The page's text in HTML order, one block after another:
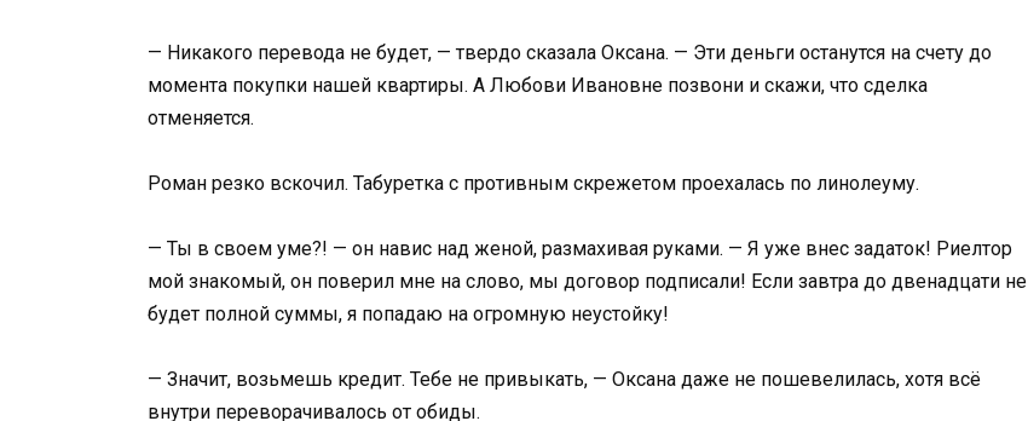
— Никакого перевода не будет, — твердо сказала Оксана. — Эти деньги останутся на счету до
момента покупки нашей квартиры. А Любови Ивановне позвони и скажи, что сделка
отменяется.
Роман резко вскочил. Табуретка с противным скрежетом проехалась по линолеуму.
— Ты в своем уме?! — он навис над женой, размахивая руками. — Я уже внес задаток! Риелтор
мой знакомый, он поверил мне на слово, мы договор подписали! Если завтра до двенадцати не
будет полной суммы, я попадаю на огромную неустойку!
— Значит, возьмешь кредит. Тебе не привыкать, — Оксана даже не пошевелилась, хотя всё
внутри переворачивалось от обиды.